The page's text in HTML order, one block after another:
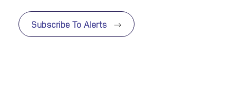
Subscribe To Alerts